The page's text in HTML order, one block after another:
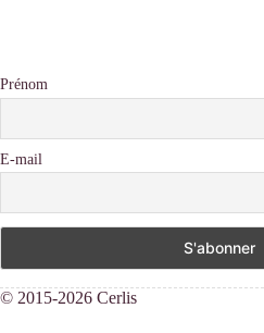
Prénom
E-mail
© 2015-2026 Cerlis